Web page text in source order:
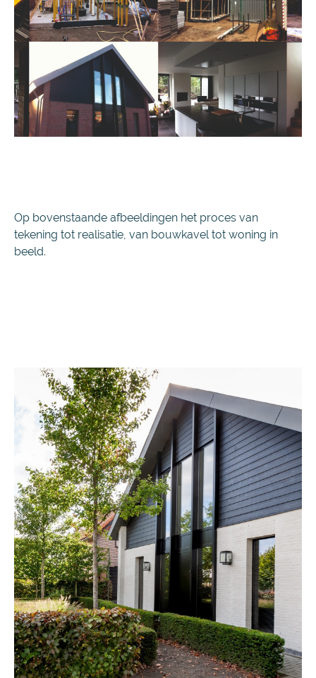
Op bovenstaande afbeeldingen het proces van
tekening tot realisatie, van bouwkavel tot woning in
beeld.